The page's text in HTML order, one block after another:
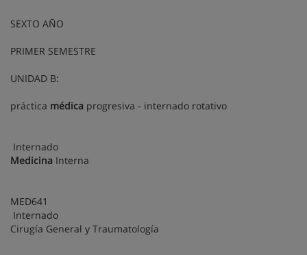
SEXTO AÑO
PRIMER SEMESTRE
UNIDAD B:
práctica médica progresiva - internado rotativo
Internado
Medicina Interna
MED641
Internado
Cirugía General y Traumatología